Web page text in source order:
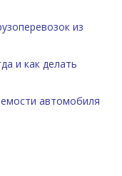
из
и как делать
автомобиля